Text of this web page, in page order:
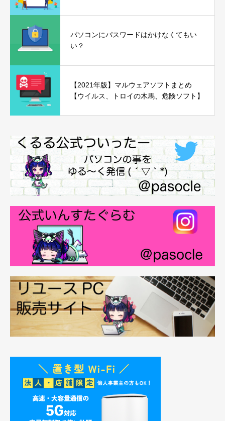
パソコンにパスワードはかけなくてもい
い？
【2021年版】マルウェアソフトまとめ
【ウイルス、トロイの木馬、危険ソフト】